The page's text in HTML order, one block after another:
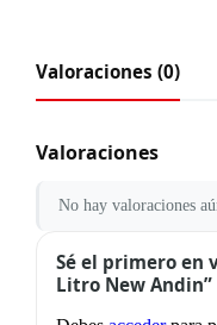
Valoraciones (0)
Valoraciones
No hay valoraciones
Sé el primero en
Litro New Andin”